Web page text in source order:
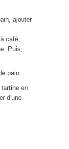
ajouter
café,
Puis,
pain.
en
d'une